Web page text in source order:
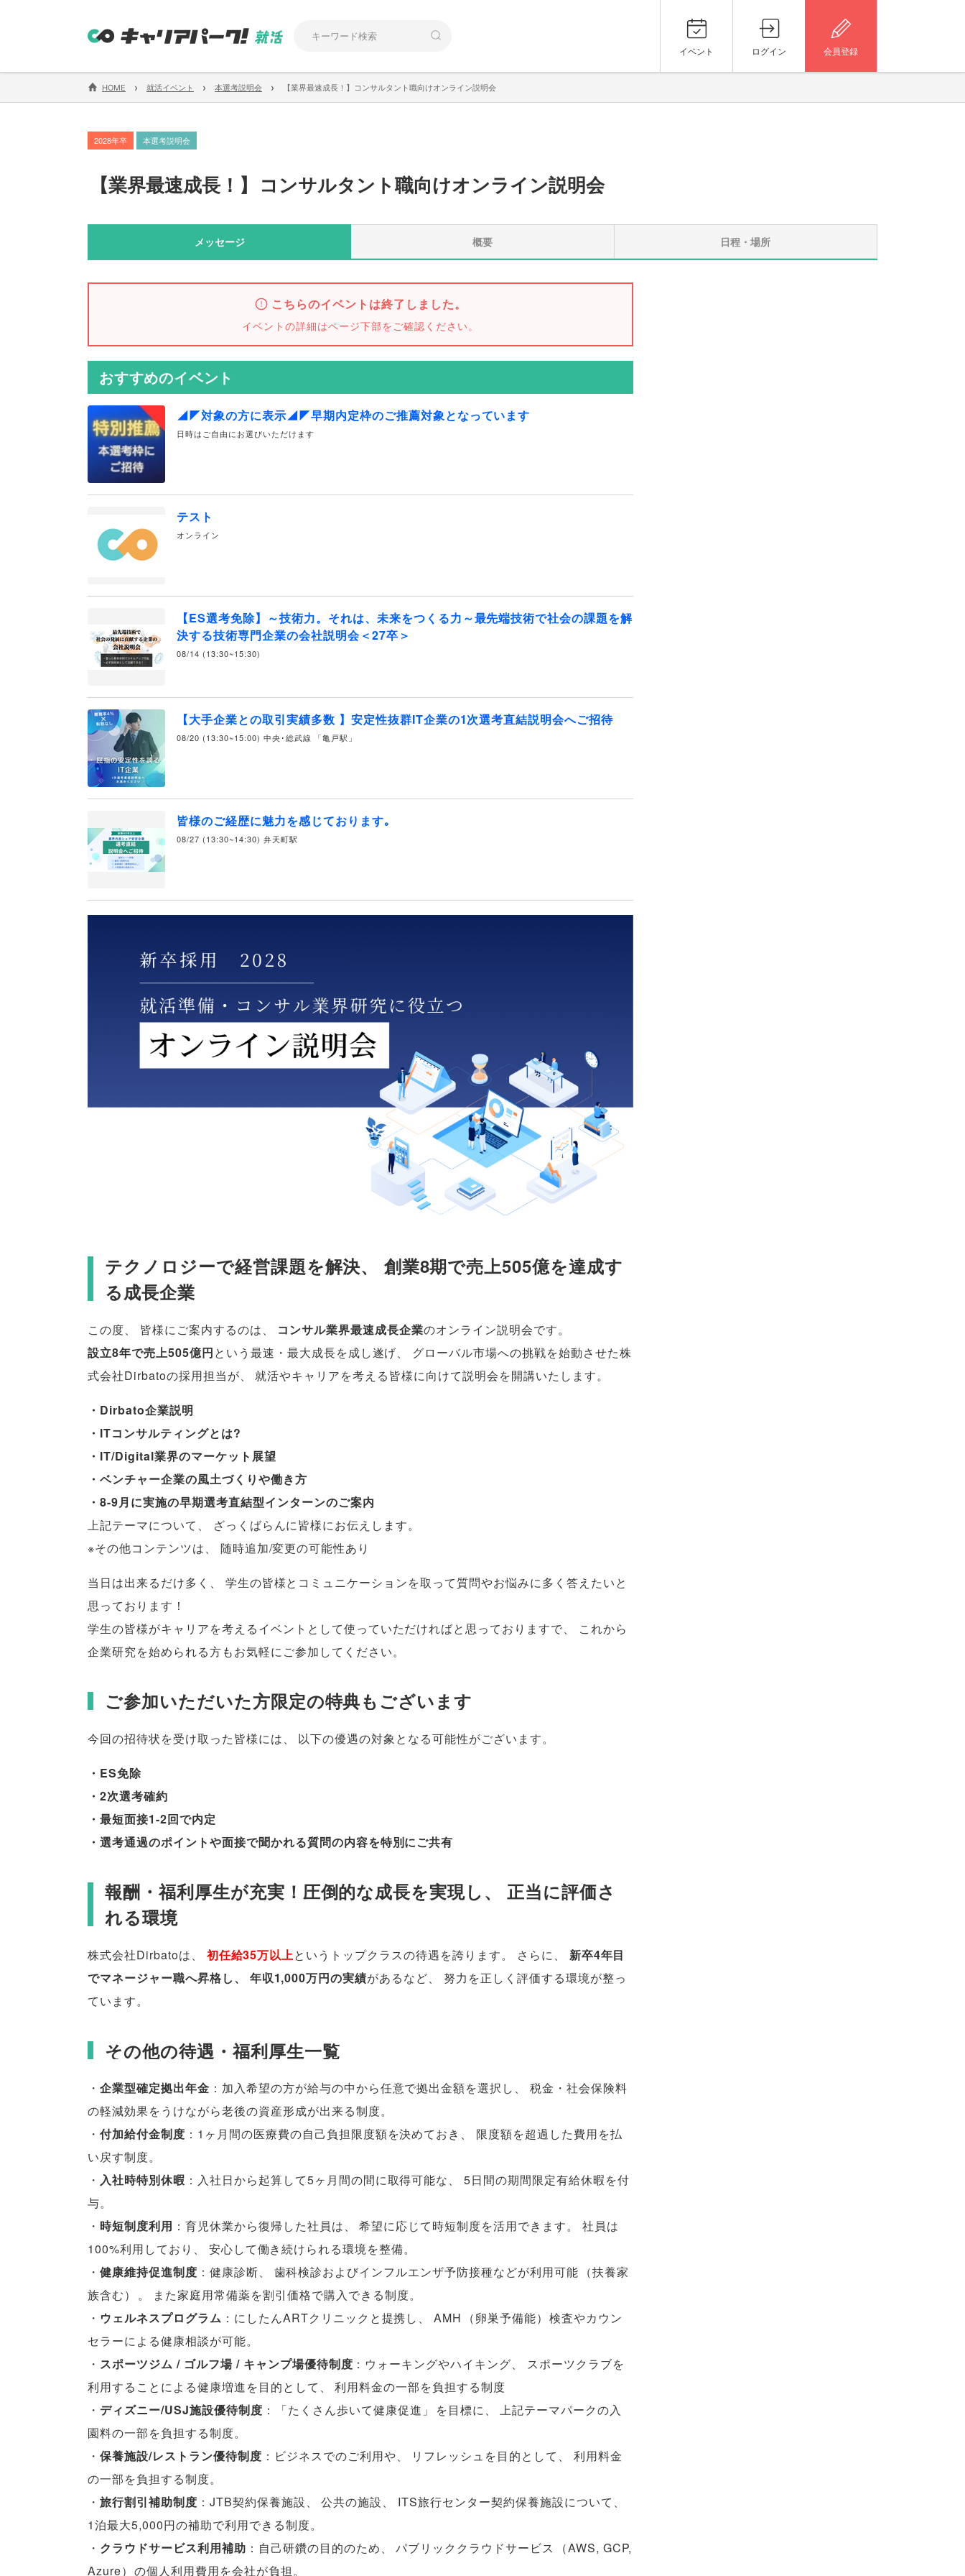
イベント ログイン 会員登録
HOME › 就活イベント › 本選考説明会 › 【業界最速成長！】コンサルタント職向けオンライン説明会
2028年卒 本選考説明会
【業界最速成長！ 】 コンサルタント職向けオンライン説明会
メッセージ 概要 日程・場所
こちらのイベントは終了しました。
イベントの詳細はページ下部をご確認ください。
おすすめのイベント
◢◤対象の方に表示◢◤早期内定枠のご推薦対象となっています
日時はご自由にお選びいただけます
テスト
オンライン
【ES選考免除】～技術力。それは、未来をつくる力～最先端技術で社会の課題を解
決する技術専門企業の会社説明会＜27卒＞
08/14 (13:30~15:30)
【大手企業との取引実績多数 】安定性抜群IT企業の1次選考直結説明会へご招待
08/20 (13:30~15:00) 中央･総武線 「亀戸駅」
皆様のご経歴に魅力を感じております｡
08/27 (13:30~14:30) 弁天町駅
テクノロジーで経営課題を解決、
創業8期で売上505億を達成す
る成長企業
この度 皆様にご案内するのは コンサル業界最速成長企業のオンライン説明会です。
設立8年で売上505億円という最速・最大成長を成し遂げ
グローバル市場への挑戦を始動させた株
式会社Dirbatoの採用担当が
就活やキャリアを考える皆様に向けて説明会を開講いたします。
・Dirbato企業説明
・ITコンサルティングとは?
・IT/Digital業界のマーケット展望
・ベンチャー企業の風土づくりや働き方
・8-9月に実施の早期選考直結型インターンのご案内
上記テーマについて
ざっくばらんに皆様にお伝えします。
※その他コンテンツは
随時追加/変更の可能性あり
当日は出来るだけ多く
学生の皆様とコミュニケーションを取って質問やお悩みに多く答えたいと
思っております！
学生の皆様がキャリアを考えるイベントとして使っていただければと思っておりますで
これから
企業研究を始められる方もお気軽にご参加してください。
ご参加いただいた方限定の特典もございます
今回の招待状を受け取った皆様には、 以下の優遇の対象となる可能性がございます。
・ES免除
・2次選考確約
・最短面接1-2回で内定
・選考通過のポイントや面接で聞かれる質問の内容を特別にご共有
報酬・福利厚生が充実！圧倒的な成長を実現し、
正当に評価さ
れる環境
株式会社Dirbatoは、 初任給35万以上というトップクラスの待遇を誇ります。 さらに、
新卒4年目
でマネージャー職へ昇格し、 年収1,000万円の実績があるなど、
努力を正しく評価する環境が整っ
ています。
その他の待遇・福利厚生一覧
・ 企業型確定拠出年金 ：加入希望の方が給与の中から任意で拠出金額を選択し 、
税金・社会保険料
の軽減効果をうけながら老後の資産形成が出来る制度。
・ 付加給付金制度 ：1ヶ月間の医療費の自己負担限度額を決めておき 、
限度額を超過した費用を払
い戻す制度。
・ 入社時特別休暇 ：入社日から起算して5ヶ月間の間に取得可能な、
5日間の期間限定有給休暇を付
与。
・ 時短制度利用 ：育児休業から復帰した社員は、 希望に応じて時短制度を活用できます。
社員は
100%利用しており 、 安心して働き続けられる環境を整備。
・ 健康維持促進制度 ：健康診断、 歯科検診およびインフルエンザ予防接種などが利用可能 （扶養家
族含む） 。 また家庭用常備薬を割引価格で購入できる制度。
・ ウェルネスプログラム ：にしたんARTクリニックと提携し 、 AMH （卵巣予備能） 検査やカウン
セラーによる健康相談が可能。
・ スポーツジム / ゴルフ場 / キャンプ場優待制度 ：ウォーキングやハイキング、
スポーツクラブを
利用することによる健康増進を目的として 、
利用料金の一部を負担する制度
・ ディズニー/USJ施設優待制度 ： 「たくさん歩いて健康促進 」 を目標に、
上記テーマパークの入
園料の一部を負担する制度。
・ 保養施設/レストラン優待制度 ：ビジネスでのご利用や、 リフレッシュを目的として 、
利用料金
の一部を負担する制度。
・ 旅行割引補助制度 ：JTB契約保養施設、 公共の施設、 ITS旅行センター契約保養施設について 、
1泊最大5,000円の補助で利用できる制度。
・ クラウドサービス利用補助 ：自己研鑽の目的のため、 パブリッククラウドサービス （AWS, GCP,
Azure） の個人利用費用を会社が負担。